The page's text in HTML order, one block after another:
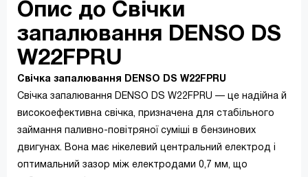
Опис до Свічки
запалювання DENSO DS
W22FPRU
Свічка запалювання DENSO DS W22FPRU
Свічка запалювання DENSO DS W22FPRU — це надійна й
високоефективна свічка, призначена для стабільного
займання паливно-повітряної суміші в бензинових
двигунах. Вона має нікелевий центральний електрод і
оптимальний зазор між електродами 0,7 мм, що